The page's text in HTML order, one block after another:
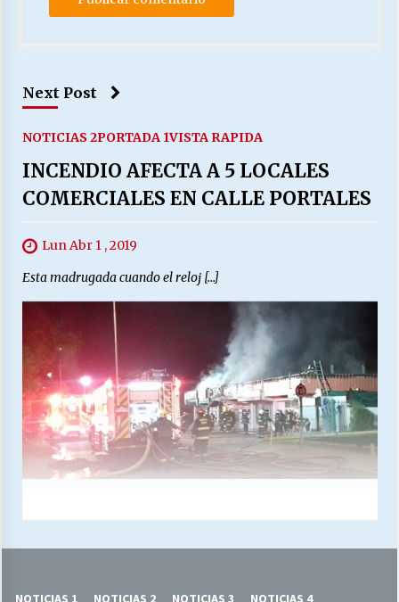
Next Post
NOTICIAS 2PORTADA 1VISTA RAPIDA
INCENDIO AFECTA A 5 LOCALES
COMERCIALES EN CALLE PORTALES
Lun Abr 1 , 2019
Esta madrugada cuando el reloj […]
NOTICIAS 1 NOTICIAS 2 NOTICIAS 3 NOTICIAS 4